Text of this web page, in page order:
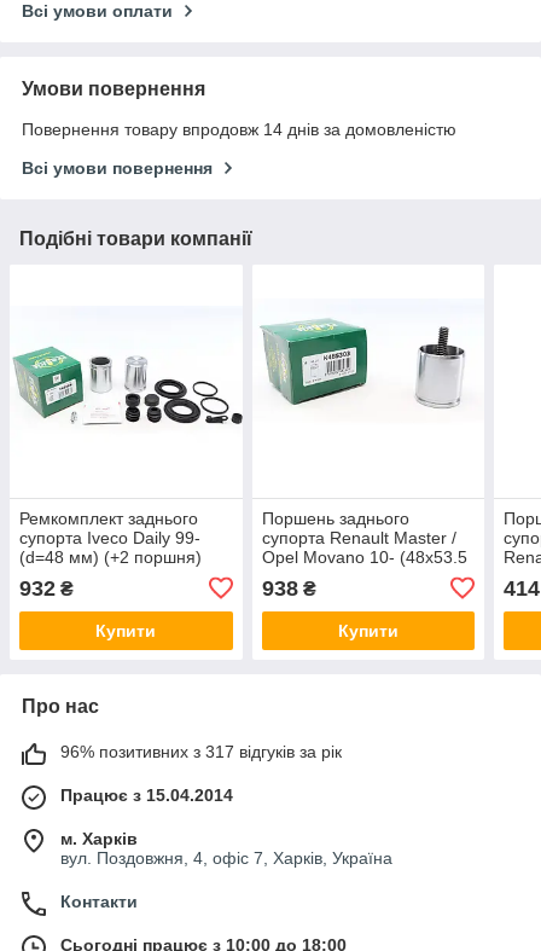
Всі умови оплати
Умови повернення
Повернення товару впродовж 14 днів за домовленістю
Всі умови повернення
Подібні товари компанії
Ремкомплект заднього
супорта Iveco Daily 99-
(d=48 мм) (+2 поршня)
(Brembo) Frenkit 248988
932 ₴
Купити
Поршень заднього
супорта Renault Master /
Opel Movano 10- (48x53.5
механізмом) Frenkit
K485303
938₴
Купити
414
Про нас
96% позитивних з 317 відгуків за рік
Працює з 15.04.2014
м. Харків
вул. Поздовжня, 4, офіс 7, Харків, Україна
Контакти
Сьогодні працює з 10:00 до 18:00